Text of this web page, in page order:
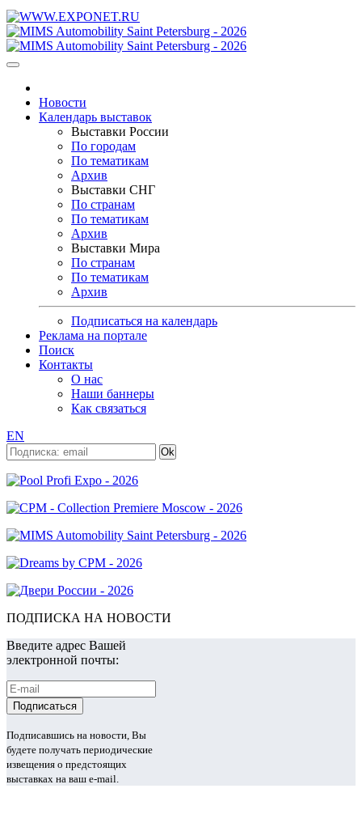
Новости
Календарь выставок
Выставки России
По городам
По тематикам
Архив
Выставки СНГ
По странам
По тематикам
Архив
Выставки Мира
По странам
По тематикам
Архив
Подписаться на календарь
Реклама на портале
Поиск
Контакты
О нас
Наши баннеры
Как связаться
EN
ПОДПИСКА НА НОВОСТИ
Введите адрес Вашей
электронной почты:
Подписавшись на новости, Вы
будете получать периодические
извещения о предстоящих
выставках на ваш e-mail.